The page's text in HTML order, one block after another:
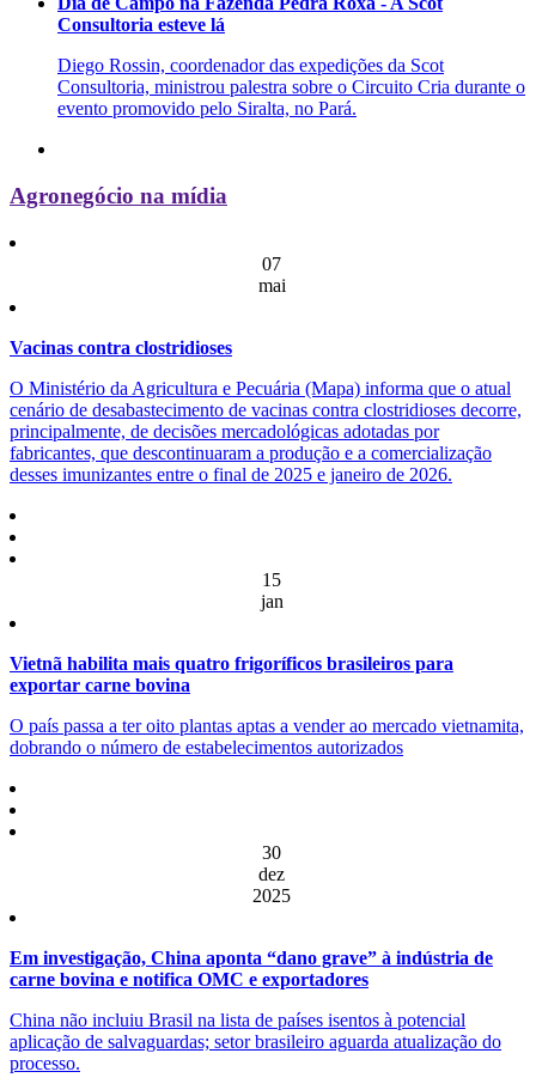
Consultoria esteve lá
Diego Rossin, coordenador das expedições da Scot
Consultoria, ministrou palestra sobre o Circuito Cria durante o
evento promovido pelo Siralta, no Pará.
Agronegócio na mídia
07
mai
Vacinas contra clostridioses
O Ministério da Agricultura e Pecuária (Mapa) informa que o atual
cenário de desabastecimento de vacinas contra clostridioses decorre,
principalmente, de decisões mercadológicas adotadas por
fabricantes, que descontinuaram a produção e a comercialização
desses imunizantes entre o final de 2025 e janeiro de 2026.
15
jan
Vietnã habilita mais quatro frigoríficos brasileiros para
exportar carne bovina
O país passa a ter oito plantas aptas a vender ao mercado vietnamita,
dobrando o número de estabelecimentos autorizados
30
dez
2025
Em investigação, China aponta “dano grave” à indústria de
carne bovina e notifica OMC e exportadores
China não incluiu Brasil na lista de países isentos à potencial
aplicação de salvaguardas; setor brasileiro aguarda atualização do
processo.